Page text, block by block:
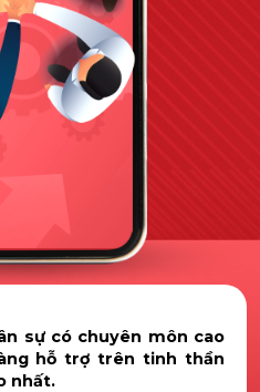
sự có chuyên môn cao
hỗ trợ trên tinh thần
nhất.